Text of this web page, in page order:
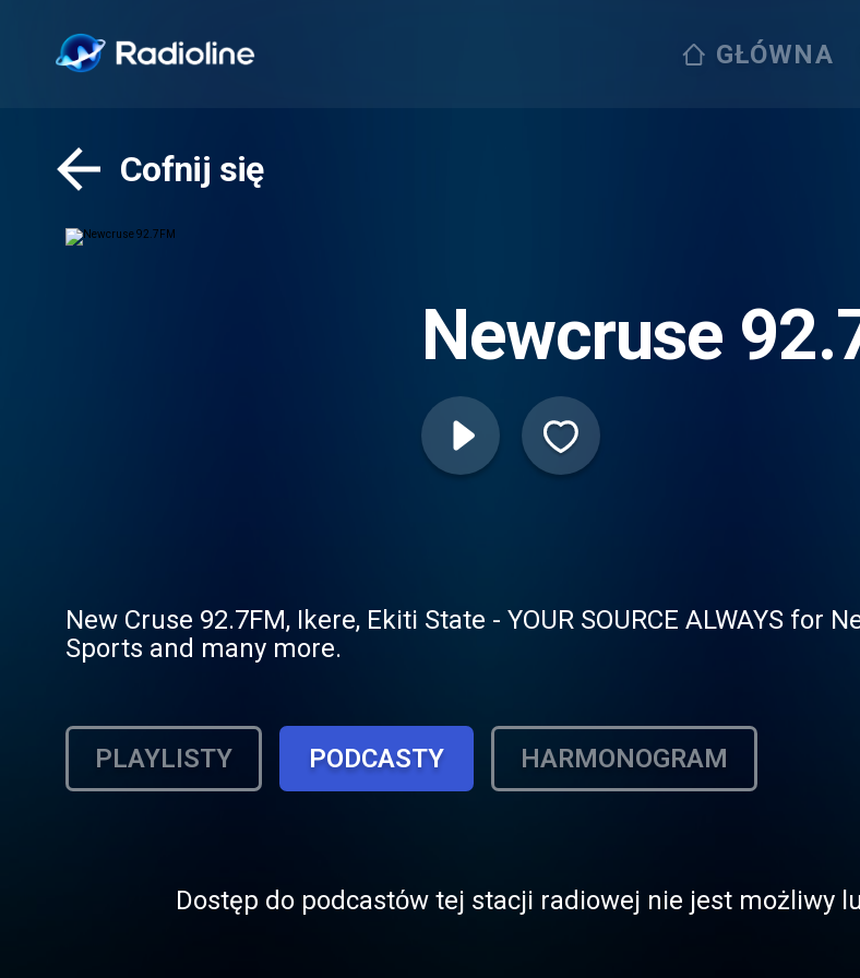
GŁÓWNA
Cofnij się
Newcruse
New Cruse 92.7FM, Ikere, Ekiti State - YOUR SOURCE ALWAYS for
Sports and many more.
PLAYLISTY PODCASTY HARMONOGRAM
Dostęp do podcastόw tej stacji radiowej nie jest możliwy